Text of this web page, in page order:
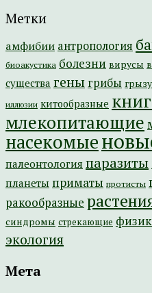
Метки
амфибии антропология
биоакустика болезни вирусы
существа гены грибы
иллюзии китообразные
млекопитающие
насекомые
палеонтология паразиты
планеты приматы протисты
ракообразные
синдромы стрекающие
экология
Мета